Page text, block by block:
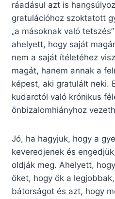
ráadásul azt is
gratulációhoz szoktatott
„a másoknak való
ahelyett, hogy saját
nem a saját ítéletéhez
magát, hanem annak a
képest, aki gratulált neki.
kudarctól való krónikus
önbizalomhiányhoz
Jó, ha hagyjuk, hogy a
keveredjenek és
oldják meg. Ahelyett,
őket, hogy ők a
bátorságot és azt, hogy